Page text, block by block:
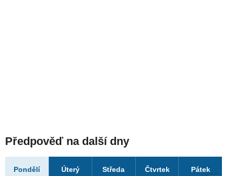
Předpověď na další dny
Pondělí Úterý Středa Čtvrtek Pátek